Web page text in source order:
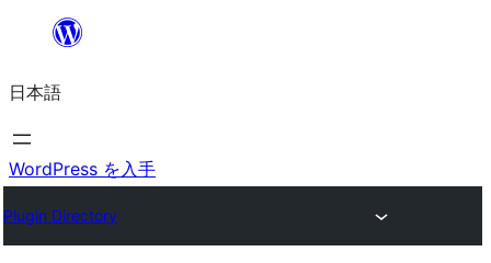
を
ス
キ
プ
日本語
WordPress を入手
Plugin Directory